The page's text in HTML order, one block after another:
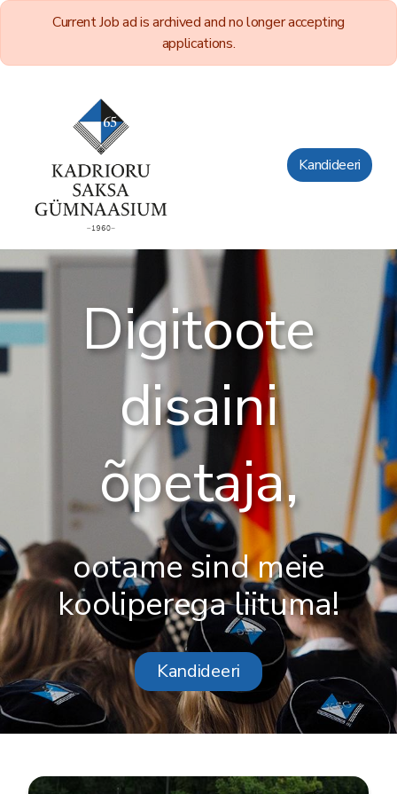
Current Job ad is archived and no longer accepting
applications.
Kandideeri
Digitoote
disaini
õpetaja,
ootame sind meie
kooliperega liituma!
Kandideeri